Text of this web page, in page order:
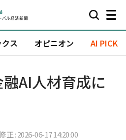
クス オピニオン AI PICK
AI人材育成に
正 : 2026-06-17 14:20:00